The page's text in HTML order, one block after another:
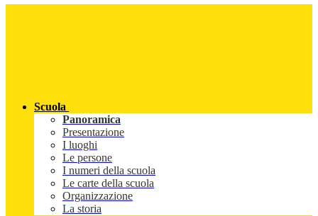
Scuola
Panoramica
Presentazione
I luoghi
Le persone
I numeri della scuola
Le carte della scuola
Organizzazione
La storia